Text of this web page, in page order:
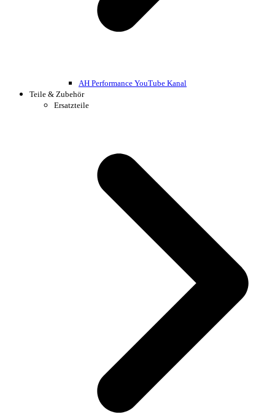
AH Performance YouTube Kanal
Teile & Zubehör
Ersatzteile